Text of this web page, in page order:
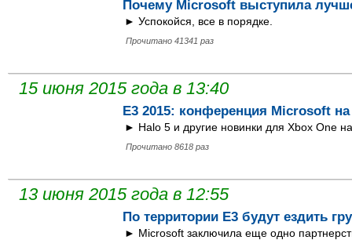
Почему Microsoft выступила
► Успокойся, все в порядке.
Прочитано 41341 раз
15 июня 2015 года в 13:40
E3 2015: конференция Microsoft
► Halo 5 и другие новинки для Xbox One
Прочитано 8618 раз
13 июня 2015 года в 12:55
По территории E3 будут ездить
► Microsoft заключила еще одно